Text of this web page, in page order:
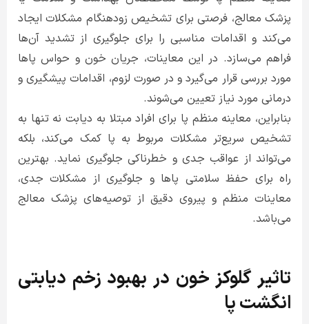
پزشک معالج، فرصتی برای تشخیص زودهنگام مشکلات ایجاد
می‌کند و اقدامات مناسبی را برای جلوگیری از تشدید آن‌ها
فراهم می‌سازد. در این معاینات، جریان خون و حواس پاها
مورد بررسی قرار می‌گیرد و در صورت لزوم، اقدامات پیشگیری و
درمانی مورد نیاز تعیین می‌شوند.
بنابراین، معاینه منظم پا برای افراد مبتلا به دیابت نه تنها به
تشخیص سریع‌تر مشکلات مربوط به پا کمک می‌کند، بلکه
می‌تواند از عواقب جدی و خطرناکی جلوگیری نماید. بهترین
راه برای حفظ سلامتی پاها و جلوگیری از مشکلات جدی،
معاینات منظم و پیروی دقیق از توصیه‌های پزشک معالج
می‌باشد.
تاثیر گلوکز خون در بهبود زخم دیابتی
انگشت پا